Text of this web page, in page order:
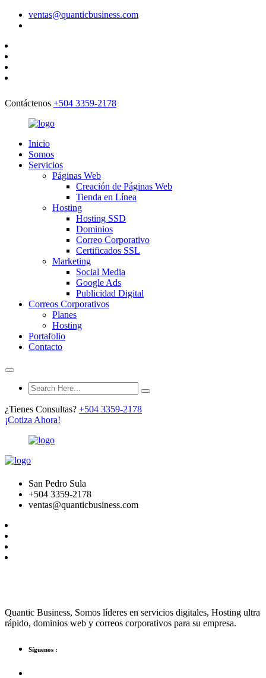
ventas@quanticbusiness.com
Contáctenos +504 3359-2178
Inicio
Somos
Servicios
Páginas Web
Creación de Páginas Web
Tienda en Línea
Hosting
Hosting SSD
Dominios
Correo Corporativo
Certificados SSL
Marketing
Social Media
Google Ads
Publicidad Digital
Correos Corporativos
Planes
Hosting
Portafolio
Contacto
¿Tienes Consultas? +504 3359-2178
¡Cotiza Ahora!
San Pedro Sula
+504 3359-2178
ventas@quanticbusiness.com
Quantic Business, Somos líderes en servicios digitales, Hosting ultra
rápido, dominios web y correos corporativos para su empresa.
Síguenos :